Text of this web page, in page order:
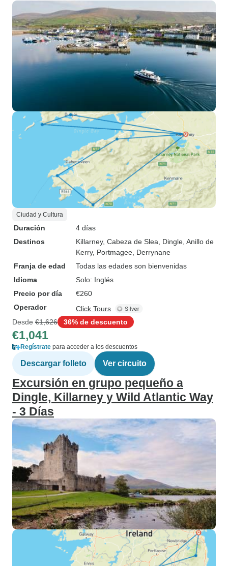
Ciudad y Cultura
Duración
4 días
Destinos
Killarney, Cabeza de Slea , Dingle , Anillo de
Kerry, Portmagee , Derrynane
Franja de edad
Todas las edades son bienvenidas
Idioma
Solo: Inglés
Precio por día
€260
Operador
Click Tours
Desde €1,626 36% de descuento
€1,041
Regístrate para acceder a los descuentos
Descargar folleto Ver circuito
Excursión en grupo pequeño a
Dingle, Killarney y Wild Atlantic Way
- 3 Días